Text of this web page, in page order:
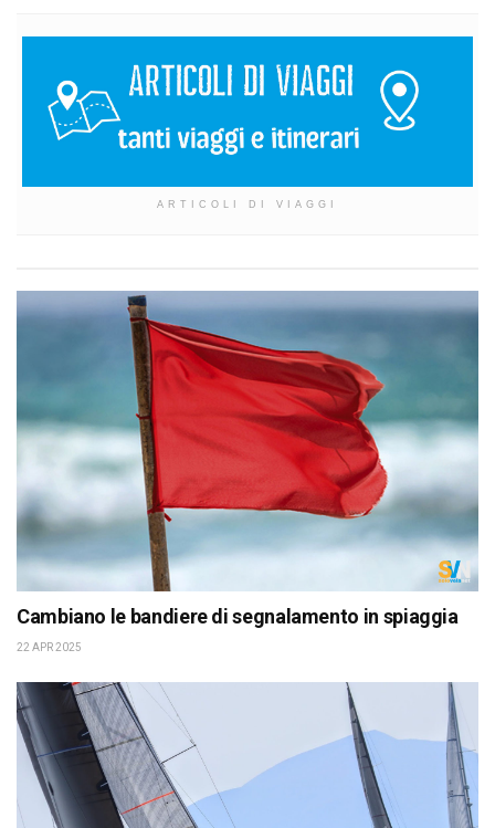
ARTICOLI DI VIAGGI
Cambiano le bandiere di segnalamento in spiaggia
22 APR 2025